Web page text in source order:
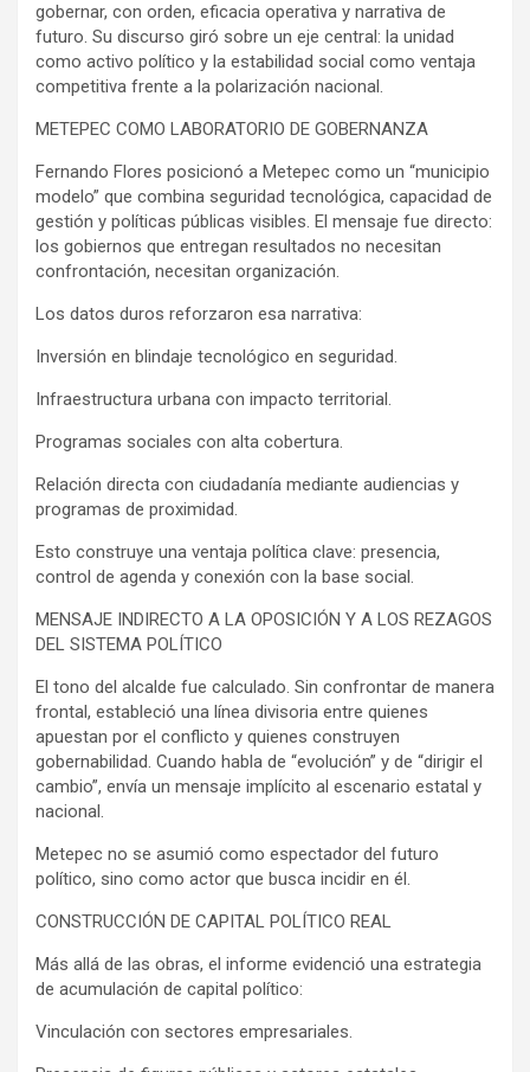
gobernar, con orden, eficacia operativa y narrativa de
futuro. Su discurso giró sobre un eje central: la unidad
como activo político y la estabilidad social como ventaja
competitiva frente a la polarización nacional.
METEPEC COMO LABORATORIO DE GOBERNANZA
Fernando Flores posicionó a Metepec como un “municipio
modelo” que combina seguridad tecnológica, capacidad de
gestión y políticas públicas visibles. El mensaje fue directo:
los gobiernos que entregan resultados no necesitan
confrontación, necesitan organización.
Los datos duros reforzaron esa narrativa:
Inversión en blindaje tecnológico en seguridad.
Infraestructura urbana con impacto territorial.
Programas sociales con alta cobertura.
Relación directa con ciudadanía mediante audiencias y
programas de proximidad.
Esto construye una ventaja política clave: presencia,
control de agenda y conexión con la base social.
MENSAJE INDIRECTO A LA OPOSICIÓN Y A LOS REZAGOS
DEL SISTEMA POLÍTICO
El tono del alcalde fue calculado. Sin confrontar de manera
frontal, estableció una línea divisoria entre quienes
apuestan por el conflicto y quienes construyen
gobernabilidad. Cuando habla de “evolución” y de “dirigir el
cambio”, envía un mensaje implícito al escenario estatal y
nacional.
Metepec no se asumió como espectador del futuro
político, sino como actor que busca incidir en él.
CONSTRUCCIÓN DE CAPITAL POLÍTICO REAL
Más allá de las obras, el informe evidenció una estrategia
de acumulación de capital político:
Vinculación con sectores empresariales.